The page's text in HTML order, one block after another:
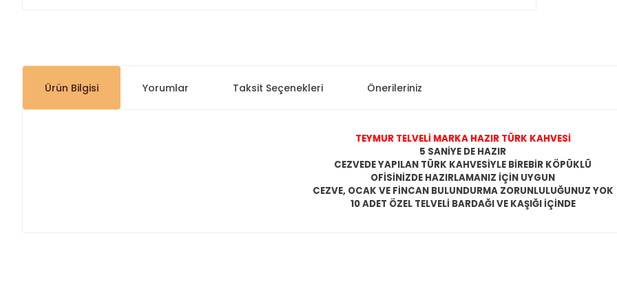
Ürün Bilgisi Yorumlar Taksit Seçenekleri Önerileriniz
TEYMUR TELVELİ MARKA HAZIR TÜRK KAHVESİ
5 SANİYE DE HAZIR
CEZVEDE YAPILAN TÜRK KAHVESİYLE BİREBİR KÖPÜKLÜ
OFİSİNİZDE HAZIRLAMANIZ İÇİN UYGUN
CEZVE, OCAK VE FİNCAN BULUNDURMA ZORUNLULUĞUNUZ YOK
10 ADET ÖZEL TELVELİ BARDAĞI VE KAŞIĞI İÇİNDE